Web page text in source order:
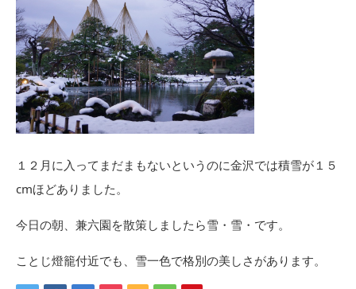
１２月に入ってまだまもないというのに金沢では積雪が１５
cmほどありました。
今日の朝、兼六園を散策しましたら雪・雪・です。
ことじ燈籠付近でも、雪一色で格別の美しさがあります。